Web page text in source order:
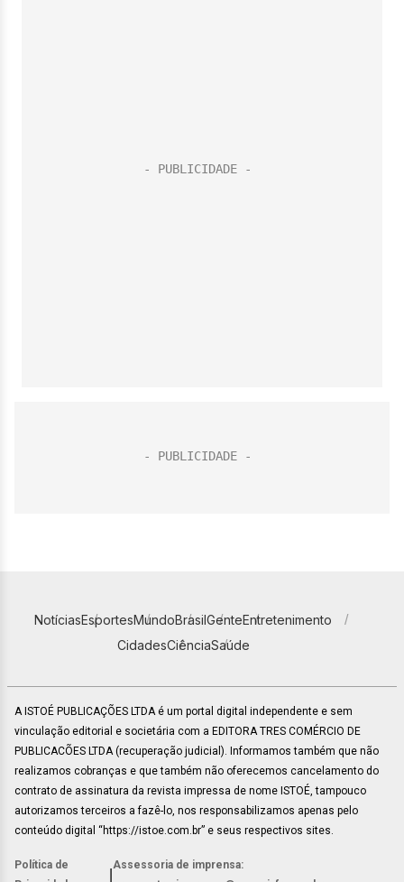
NotíciasEsportesMundoBrasilGenteEntretenimento
CidadesCiênciaSaúde
A ISTOÉ PUBLICAÇÕES LTDA é um portal digital independente e sem
vinculação editorial e societária com a EDITORA TRES COMÉRCIO DE
PUBLICACÕES LTDA (recuperação judicial). Informamos também que não
realizamos cobranças e que também não oferecemos cancelamento do
contrato de assinatura da revista impressa de nome ISTOÉ, tampouco
autorizamos terceiros a fazê-lo, nos responsabilizamos apenas pelo
conteúdo digital “https://istoe.com.br” e seus respectivos sites.
Política de
Assessoria de imprensa: